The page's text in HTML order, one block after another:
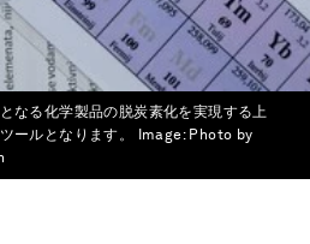
なる化学製品の脱炭素化を実現する上
ールとなります。
Image: Photo by